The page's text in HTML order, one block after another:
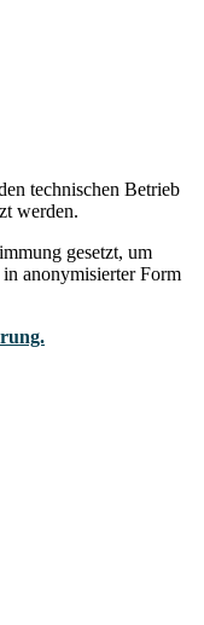
technischen Betrieb
werden.
gesetzt, um
anonymisierter Form